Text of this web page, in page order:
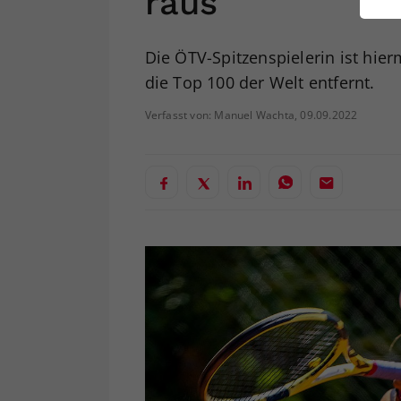
Die ÖTV-Spitzenspielerin ist
die Top 100 der Welt entfernt.
Verfasst von: Manuel Wachta, 09.09.2022